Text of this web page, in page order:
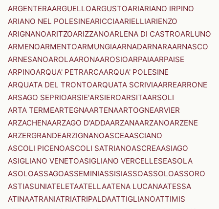
ARGENTERAARGUELLOARGUSTOARIARIANO IRPINO
ARIANO NEL POLESINEARICCIAARIELLIARIENZO
ARIGNANOARITZOARIZZANOARLENA DI CASTROARLUNO
ARMENOARMENTOARMUNGIAARNADARNARAARNASCO
ARNESANOAROLAARONAAROSIOARPAIAARPAISE
ARPINOARQUA' PETRARCAARQUA' POLESINE
ARQUATA DEL TRONTOARQUATA SCRIVIAARREARRONE
ARSAGO SEPRIOARSIE'ARSIEROARSITAARSOLI
ARTA TERMEARTEGNAARTENAARTOGNEARVIER
ARZACHENAARZAGO D'ADDAARZANAARZANOARZENE
ARZERGRANDEARZIGNANOASCEAASCIANO
ASCOLI PICENOASCOLI SATRIANOASCREAASIAGO
ASIGLIANO VENETOASIGLIANO VERCELLESEASOLA
ASOLOASSAGOASSEMINIASSISIASSOASSOLOASSORO
ASTIASUNIATELETAATELLAATENA LUCANAATESSA
ATINAATRANIATRIATRIPALDAATTIGLIANOATTIMIS